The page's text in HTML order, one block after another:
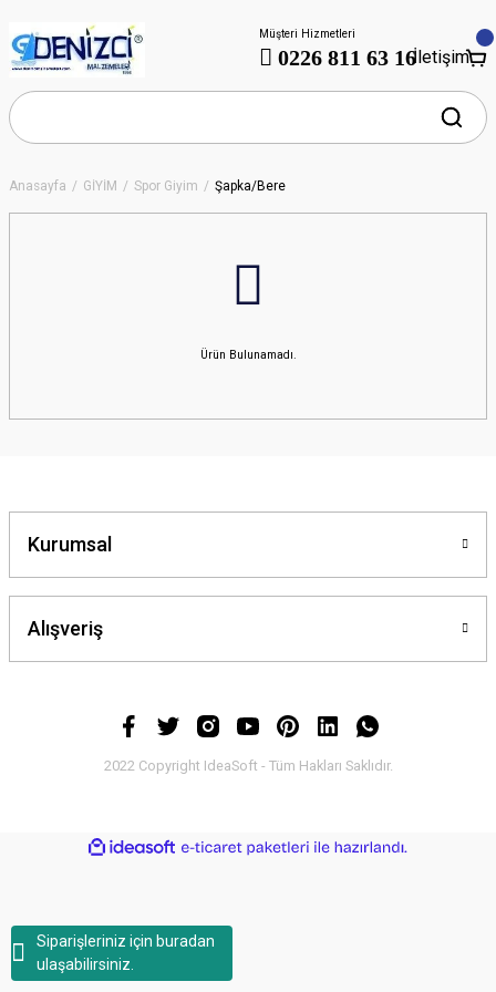
Siparişleriniz için buradan
ulaşabilirsiniz.
Müşteri Hizmetleri
0226 811 63 16İletişim
Anasayfa GİYİM Spor Giyim Şapka/Bere
Ürün Bulunamadı.
Kurumsal
Alışveriş
2022 Copyright IdeaSoft - Tüm Hakları Saklıdır.
ideasoft
e-